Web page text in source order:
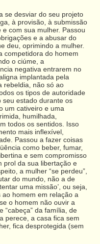
se desviar do seu projeto
à provisão, à submissão
com sua mulher. Passou
e a abusar do
deu, oprimindo a mulher.
competidora do homem
o ciúme, a
negativa entrarem no
implantada pela
rebeldia, não só ao
os tipos de autoridade
seu estado durante os
um cativeiro e uma
humilhada,
todos os sentidos. Isso
mais inflexível,
Passou a fazer coisas
como beber, fumar,
e sem compromisso
prol da sua libertação e
a mulher “se perdeu”,
do mundo, não a de
uma missão’, ou seja,
homem em relação a
o homem não ouvir a
“cabeça” da família, de
perece, a casa fica sem
fica desprotegida (sem